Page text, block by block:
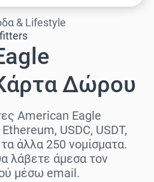
& Lifestyle
Δώρου
American Eagle
USDC, USDT,
άλλα 250 νομίσματα.
λάβετε άμεσα τον
μέσω email.